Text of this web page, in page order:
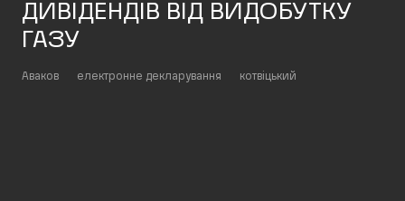
ДИВІДЕНДІВ ВІД ВИДОБУТКУ
ГАЗУ
Аваков електронне декларування котвіцький